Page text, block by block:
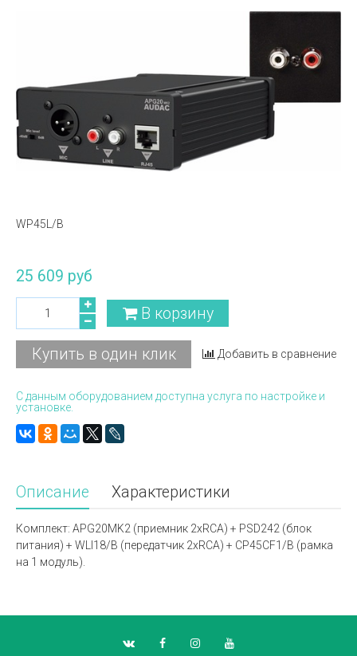
WP45L/B
25 609 руб
В корзину
Купить в один клик Добавить в сравнение
С данным оборудованием доступна услуга по настройке и
установке.
Описание Характеристики
Комплект: APG20MK2 (приемник 2хRCA) + PSD242 (блок
питания) + WLI18/B (передатчик 2хRCA) + CP45CF1/B (рамка
на 1 модуль).